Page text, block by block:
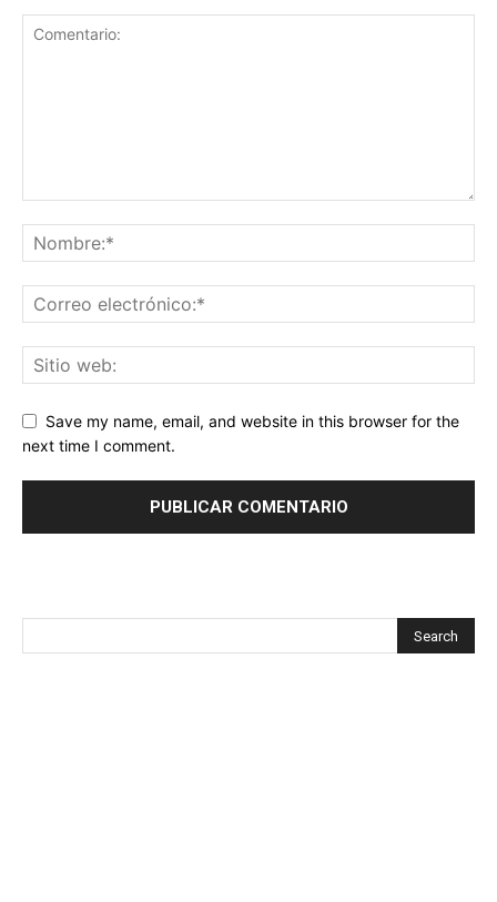
Save my name, email, and website in this browser for the
next time I comment.